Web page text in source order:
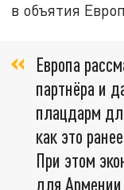
в объятия
Европа
партнёра и
плацдарм
как это
При этом
для Армении